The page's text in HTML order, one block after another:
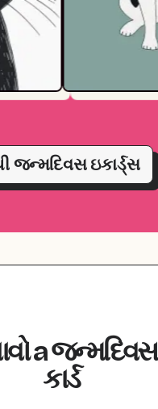
જન્મદિવસ ઇકાર્ડ્સ
aજન્મદિવસ
કાર્ડ